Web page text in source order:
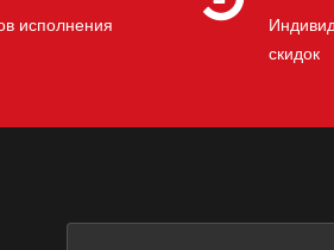
исполнения
скидок